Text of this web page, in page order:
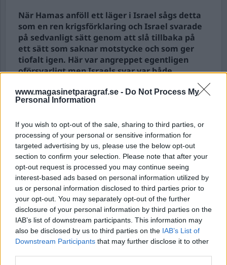
www.magasinetparagraf.se - Do Not Process My
Personal Information
If you wish to opt-out of the sale, sharing to third parties, or
processing of your personal or sensitive information for
targeted advertising by us, please use the below opt-out
section to confirm your selection. Please note that after your
opt-out request is processed you may continue seeing
interest-based ads based on personal information utilized by
us or personal information disclosed to third parties prior to
your opt-out. You may separately opt-out of the further
disclosure of your personal information by third parties on the
IAB’s list of downstream participants. This information may
also be disclosed by us to third parties on the IAB’s List of
Downstream Participants that may further disclose it to other
När Hamas anföll ett läger i Israel sågs detta
som en ren krigsförklaring och Israel svarade
på sedvanligt sätt genom att slå tillbaka på
ett sätt som saknar motstycke och som ger
tiofalt igen. Här var angreppet egentligen
oförsvarligt men Israels svar var både
försvara sig ifrågasätts inte så här långt.
stor del av Hitlers olika koncentrationsläger
avslö...
Börja prenumerera för att läsa detta innehåll.
Starta din prenumerationhär
Eller logga in på ditt konto nedan: